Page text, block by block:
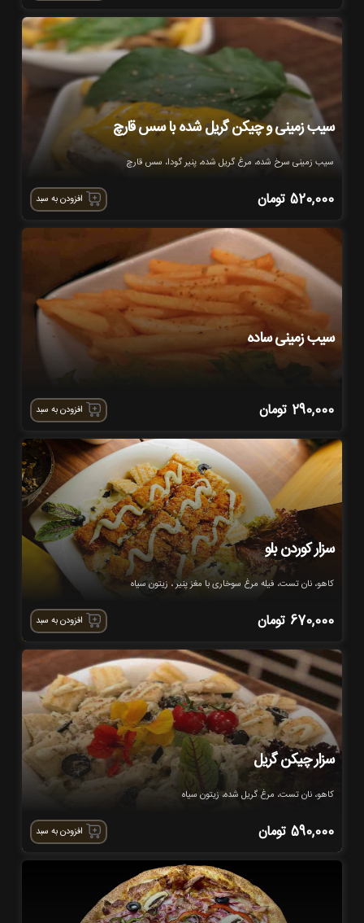
سیب زمینی و چیکن گریل شده با سس قارچ
سیب زمینی سرخ شده، مرغ گریل شده، پنیر گودا، سس قارچ
520,000 تومان افزودن به سبد
سیب زمینی ساده
290,000 تومان افزودن به سبد
سزار کوردن بلو
کاهو، نان تست، فیله مرغ سوخاری با مغز پنیر ، زیتون سیاه
670,000 تومان افزودن به سبد
سزار چیکن گریل
کاهو، نان تست، مرغ گریل شده، زیتون سیاه
590,000 تومان افزودن به سبد